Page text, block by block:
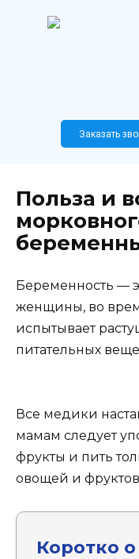
Заказать
Польза и
Беременность —
женщины, во
испытывает
питательных
Все медики
мамам следует
фрукты и пить
овощей и
Коротко